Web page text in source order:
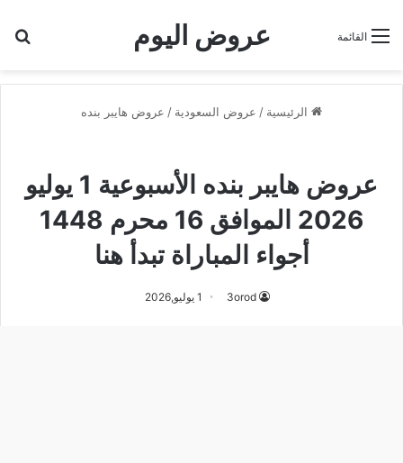
عروض اليوم القائمة
الرئيسية / عروض السعودية / عروض هايبر بنده
عروض هايبر بنده الأسبوعية 1 يوليو
2026 الموافق 16 محرم 1448
أجواء المباراة تبدأ هنا
3orod 1 يوليو,2026